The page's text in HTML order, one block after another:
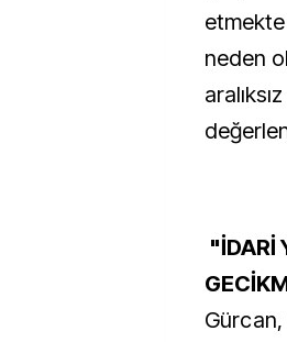
etmekte
neden
"İDARİ